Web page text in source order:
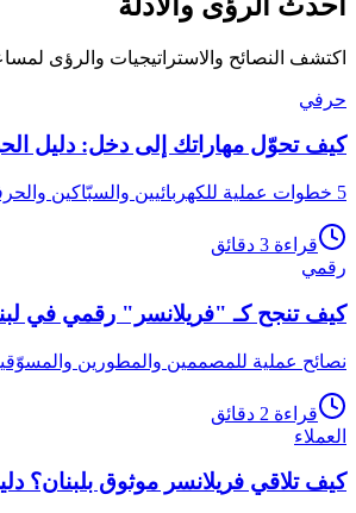
اكتشف النصائح والاستراتيجيات والرؤى
حرفي
كيف تحوّل مهاراتك إلى دخل: دليل
5 خطوات عملية للكهربائيين والسبّاكين والحرفيين اللبنانيين لإيجاد عملاء ثابتين وزيادة الدخل. أنشئ ملفك وابدأ بالشغل على شغلني.
قراءة 3 دقائق
رقمي
كيف تنجح كـ "فريلانسر" رقمي في
نصائح عملية للمصممين والمطورين
قراءة 2 دقائق
العملاء
كيف تلاقي فريلانسر موثوق بلبنان؟